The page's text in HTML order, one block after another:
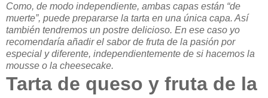
Como, de modo independiente, ambas capas están “de
muerte”, puede prepararse la tarta en una única capa. Así
también tendremos un postre delicioso. En ese caso yo
recomendaría añadir el sabor de fruta de la pasión por
especial y diferente, independientemente de si hacemos la
mousse o la cheesecake.
Tarta de queso y fruta de la